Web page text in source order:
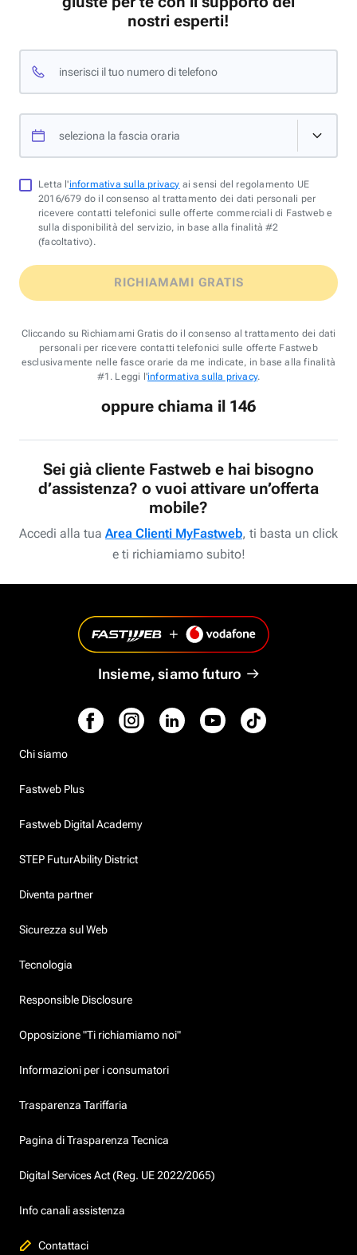
nostri esperti!
inserisci il tuo numero di telefono
seleziona la fascia oraria
Letta l'informativa sulla privacy ai sensi del regolamento UE
2016/679 do il consenso al trattamento dei dati personali per
ricevere contatti telefonici sulle offerte commerciali di Fastweb e
sulla disponibilità del servizio, in base alla finalità #2
(facoltativo).
RICHIAMAMI GRATIS
Cliccando su Richiamami Gratis do il consenso al trattamento dei dati
personali per ricevere contatti telefonici sulle offerte Fastweb
esclusivamente nelle fasce orarie da me indicate, in base alla finalità
#1. Leggi l'informativa sulla privacy.
oppure chiama il 146
Sei già cliente Fastweb e hai bisogno
d’assistenza? o vuoi attivare un’offerta
mobile?
Accedi alla tua Area Clienti MyFastweb, ti basta un click
e ti richiamiamo subito!
Insieme, siamo futuro
Chi siamo
Fastweb Plus
Fastweb Digital Academy
STEP FuturAbility District
Diventa partner
Sicurezza sul Web
Tecnologia
Responsible Disclosure
Opposizione "Ti richiamiamo noi"
Informazioni per i consumatori
Trasparenza Tariffaria
Pagina di Trasparenza Tecnica
Digital Services Act (Reg. UE 2022/2065)
Info canali assistenza
Contattaci